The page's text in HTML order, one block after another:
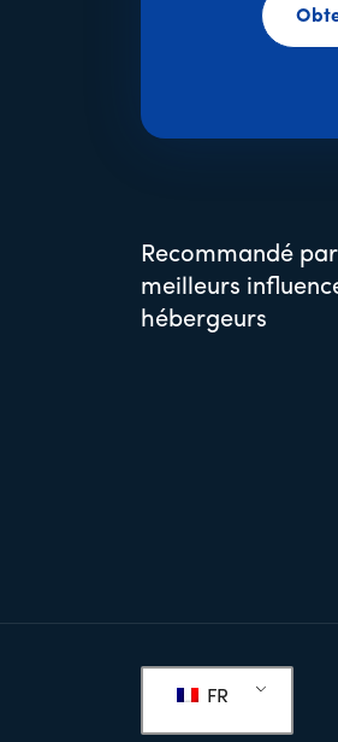
Recommandé
meilleurs
hébergeurs
FR